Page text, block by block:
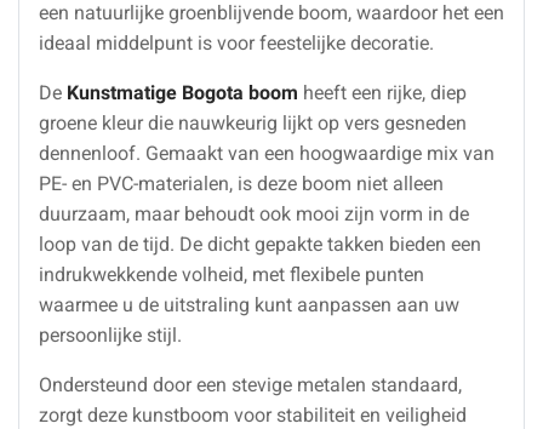
een natuurlijke groenblijvende boom, waardoor het een
ideaal middelpunt is voor feestelijke decoratie.
De Kunstmatige Bogota boom heeft een rijke, diep
groene kleur die nauwkeurig lijkt op vers gesneden
dennenloof. Gemaakt van een hoogwaardige mix van
PE- en PVC-materialen, is deze boom niet alleen
duurzaam, maar behoudt ook mooi zijn vorm in de
loop van de tijd. De dicht gepakte takken bieden een
indrukwekkende volheid, met flexibele punten
waarmee u de uitstraling kunt aanpassen aan uw
persoonlijke stijl.
Ondersteund door een stevige metalen standaard,
zorgt deze kunstboom voor stabiliteit en veiligheid